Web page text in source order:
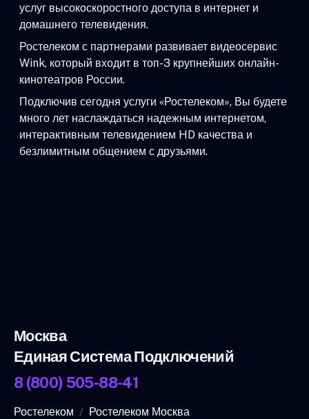
услуг высокоскоростного доступа в интернет и
домашнего телевидения.
Ростелеком с партнерами развивает видеосервис
Wink, который входит в топ-3 крупнейших онлайн-
кинотеатров России.
Подключив сегодня услуги «Ростелеком», Вы будете
много лет наслаждаться надежным интернетом,
интерактивным телевидением HD качества и
безлимитным общением с друзьями.
Москва
Единая Система Подключений
8 (800) 505-88-41
Ростелеком
Ростелеком Москва